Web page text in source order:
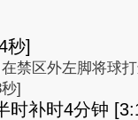
秒]
禁区外左脚将球
]
时补时4分钟